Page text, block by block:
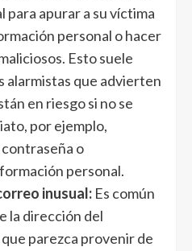
para apurar a su víctima
personal o hacer
Esto suele
alarmistas que advierten
en riesgo si no se
por ejemplo,
o
personal.
inusual: Es común
la dirección del
parezca provenir de